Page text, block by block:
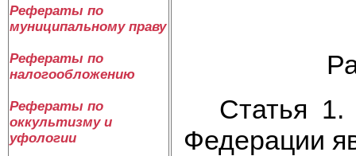
Рефераты по
муниципальному праву
Рефераты по
налогообложению
Рефераты по
оккультизму и
уфологии
Раздел
Статья 1.
Федерации